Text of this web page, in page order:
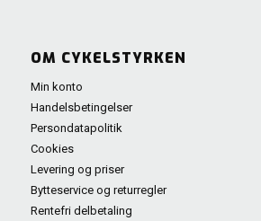
OM CYKELSTYRKEN
Min konto
Handelsbetingelser
Persondatapolitik
Cookies
Levering og priser
Bytteservice og returregler
Rentefri delbetaling